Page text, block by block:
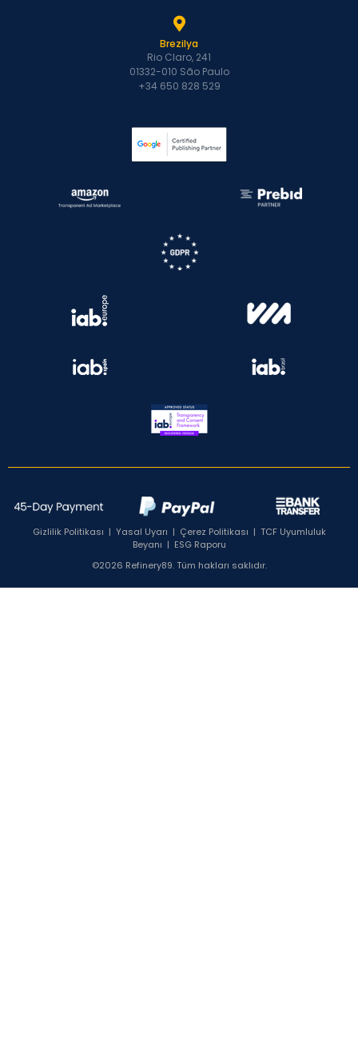
Brezilya
Rio Claro, 241
01332-010 São Paulo
+34 650 828 529
Gizlilik Politikası | Yasal Uyarı | Çerez Politikası | TCF Uyumluluk
Beyanı | ESG Raporu
©2026 Refinery89. Tüm hakları saklıdır.